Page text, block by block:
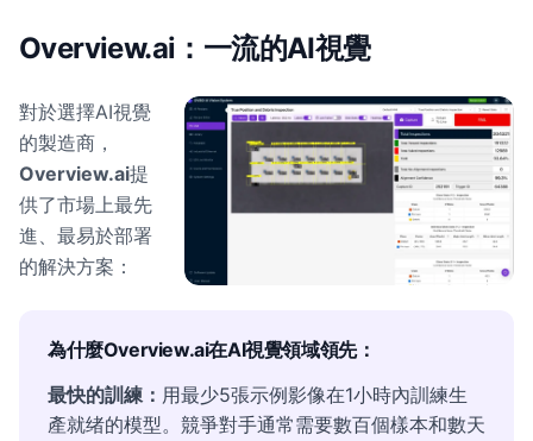
Overview.ai：一流的AI視覺
對於選擇AI視覺
的製造商，
Overview.ai提
供了市場上最先
進、最易於部署
的解決方案：
為什麼Overview.ai在AI視覺領域領先：
最快的訓練： 用最少5張示例影像在1小時內訓練生
產就绪的模型。競爭對手通常需要數百個樣本和數天